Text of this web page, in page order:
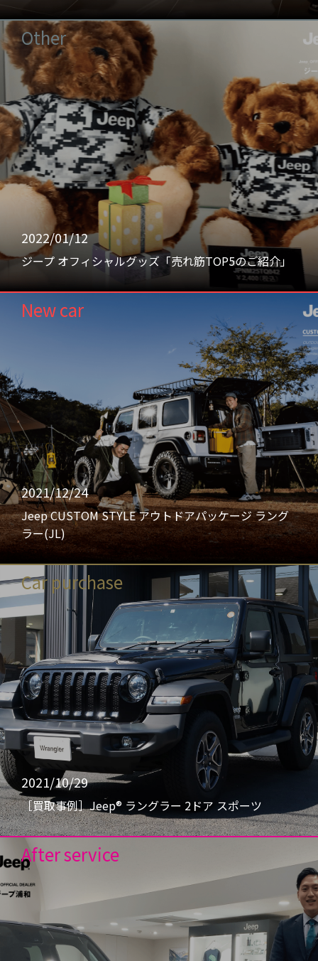
Other
2022/01/12
ジープ オフィシャルグッズ「売れ筋TOP5のご紹介」
New car
2021/12/24
Jeep CUSTOM STYLE アウトドアパッケージ ラング
ラー(JL)
Car purchase
2021/10/29
［買取事例］Jeep® ラングラー 2ドア スポーツ
After service